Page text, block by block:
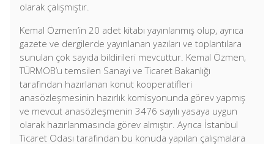
olarak çalışmıştır.
Kemal Özmen’in 20 adet kitabı yayınlanmış olup, ayrıca
gazete ve dergilerde yayınlanan yazıları ve toplantılara
sunulan çok sayıda bildirileri mevcuttur. Kemal Özmen,
TÜRMOB’u temsilen Sanayi ve Ticaret Bakanlığı
tarafından hazırlanan konut kooperatifleri
anasözleşmesinin hazırlık komisyonunda görev yapmış
ve mevcut anasözleşmenin 3476 sayılı yasaya uygun
olarak hazırlanmasında görev almıştır. Ayrıca İstanbul
Ticaret Odası tarafından bu konuda yapılan çalışmalara